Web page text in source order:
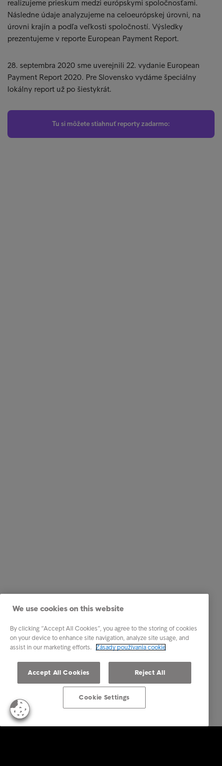
realizujeme prieskum medzi európskymi spoločnosťami.
Následne údaje analyzujeme na celoeurópskej úrovni, na
úrovni krajín a podľa veľkosti spoločností. Výsledky
prezentujeme v reporte European Payment Report.
28. septembra 2020 sme uverejnili 22. vydanie European
Payment Report 2020. Pre Slovensko vydáme špeciálny
lokálny report už po šiestykrát.
Tu si môžete stiahnuť reporty zadarmo:
We use cookies on this website
By clicking “Accept All Cookies”, you agree to the storing of cookies
on your device to enhance site navigation, analyze site usage, and
assist in our marketing efforts. Zásady používania cookie
Accept All Cookies Reject All
Cookie Settings